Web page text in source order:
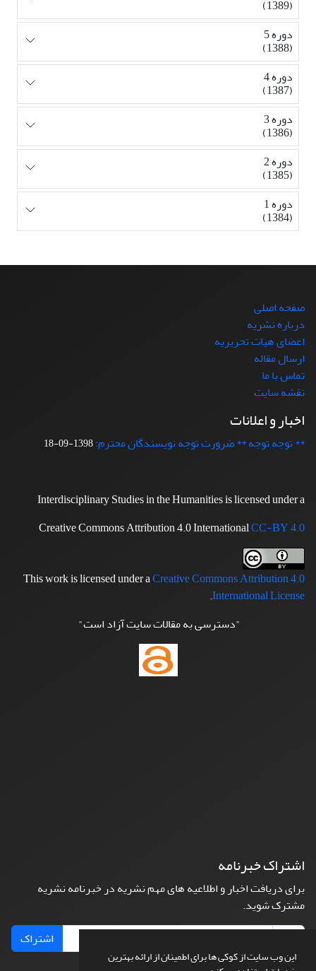
این وب سایت از کوکی ها برای اطمینان از ارائه بهترین
(1389)
دوره 5
(1388)
دوره 4
(1387)
دوره 3
(1386)
دوره 2
(1385)
دوره 1
(1384)
صفحه اصلی
درباره نشریه
اعضای هیات تحریریه
ارسال مقاله
تماس با ما
نقشه سایت
اخبار و اعلانات
** توجه توجه ** ضرورت توجه نویسندگان محترم:1398-09-18
Interdisciplinary Studies in the Humanities is licensed under a
Creative Commons Attribution 4.0 InternationalCC-BY 4.0
This work is licensed under aCreative Commons Attribution 4.0
International License
.
"دسترسی به مقالات سایت آزاد است"
اشتراک خبرنامه
برای دریافت اخبار و اطلاعیه های مهم نشریه در خبرنامه نشریه
مشترک شوید.
اشتراک